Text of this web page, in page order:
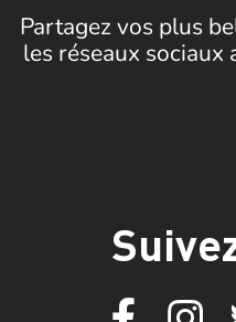
Partagez vos plus
les réseaux sociaux